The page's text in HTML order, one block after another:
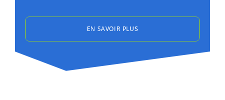
EN SAVOIR PLUS